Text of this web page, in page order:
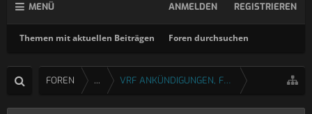
MENÜ
Themen mit aktuellen Beiträgen Foren durchsuchen
ANMELDEN REGISTRIEREN
FOREN ... VRF ANKÜNDIGUNGEN, FEEDBACK & FRAGEN